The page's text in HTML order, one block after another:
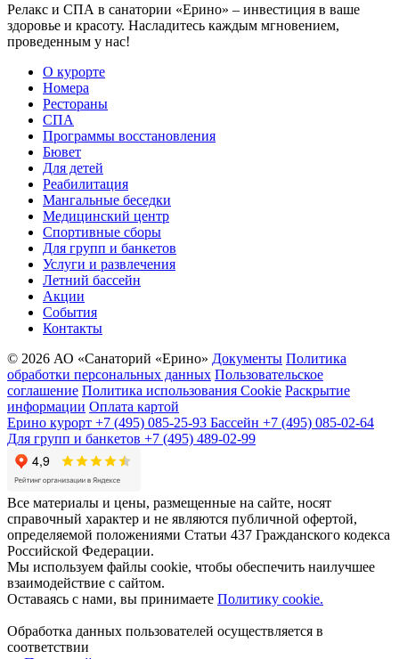
Релакс и СПА в санатории «Ерино» – инвестиция в ваше
здоровье и красоту. Насладитесь каждым мгновением,
проведенным у нас!
О курорте
Номера
Рестораны
СПА
Программы восстановления
Бювет
Для детей
Реабилитация
Мангальные беседки
Медицинский центр
Спортивные сборы
Для групп и банкетов
Услуги и развлечения
Летний бассейн
Акции
События
Контакты
© 2026 АО «Санаторий «Ерино» Документы Политика
обработки персональных данных Пользовательское
соглашение Политика использования Cookie Раскрытие
информации Оплата картой
Ерино курорт +7 (495) 085-25-93 Бассейн +7 (495) 085-02-64
Для групп и банкетов +7 (495) 489-02-99
Все материалы и цены, размещенные на сайте, носят
справочный характер и не являются публичной офертой,
определяемой положениями Статьи 437 Гражданского кодекса
Российской Федерации.
Мы используем файлы cookie, чтобы обеспечить наилучшее
взаимодействие с сайтом.
Оставаясь с нами, вы принимаете Политику cookie.
Обработка данных пользователей осуществляется в
соответствии